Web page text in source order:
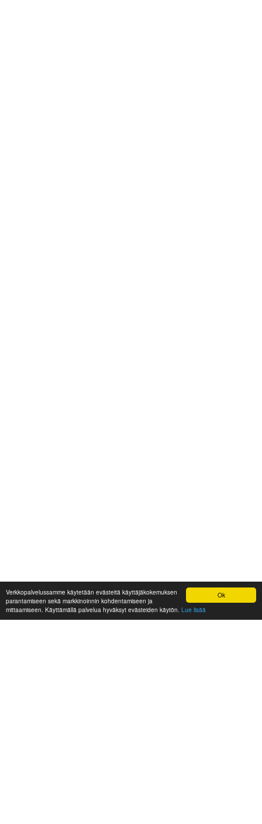
Ok
Verkkopalvelussamme käytetään evästeitä käyttäjäkokemuksen
parantamiseen sekä markkinoinnin kohdentamiseen ja
mittaamiseen. Käyttämällä palvelua hyväksyt evästeiden käytön. Lue lisää